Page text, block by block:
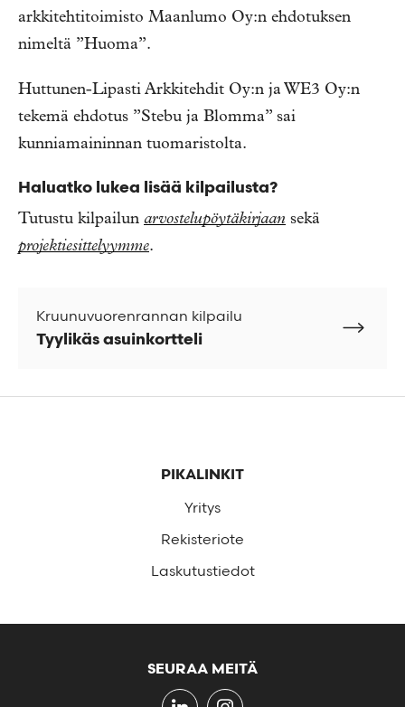
arkkitehtitoimisto Maanlumo Oy:n ehdotuksen
nimeltä ”Huoma”.
Huttunen-Lipasti Arkkitehdit Oy:n ja WE3 Oy:n
tekemä ehdotus ”Stebu ja Blomma” sai
kunniamaininnan tuomaristolta.
Haluatko lukea lisää kilpailusta?
Tutustu kilpailun arvostelupöytäkirjaan sekä
projektiesittelyymme.
Kruunuvuorenrannan kilpailu
Tyylikäs asuinkortteli
PIKALINKIT
Yritys
Rekisteriote
Laskutustiedot
SEURAA MEITÄ